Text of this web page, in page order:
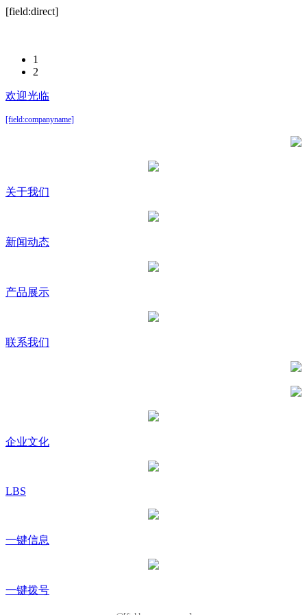
[field:direct]
1
2
欢迎光临
[field:companyname]
关于我们
新闻动态
产品展示
联系我们
企业文化
LBS
一键信息
一键拨号